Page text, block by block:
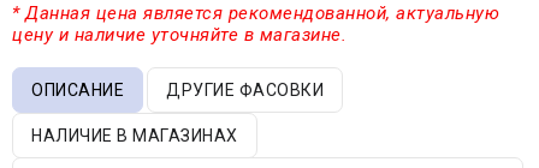
* Данная цена является рекомендованной, актуальную
цену и наличие уточняйте в магазине.
ОПИСАНИЕ ДРУГИЕ ФАСОВКИ
НАЛИЧИЕ В МАГАЗИНАХ